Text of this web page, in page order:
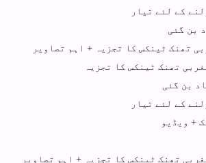
کے لئے تیار
بن گئی
تھنک ٹینکس کا تجزیہ + اہم تصاویر
تھنک ٹینکس کا تجزیہ
بن گئی
کے لئے تیار
+ ویڈیو
تھنک ٹینکس کا تجزیہ + اہم تصاویر